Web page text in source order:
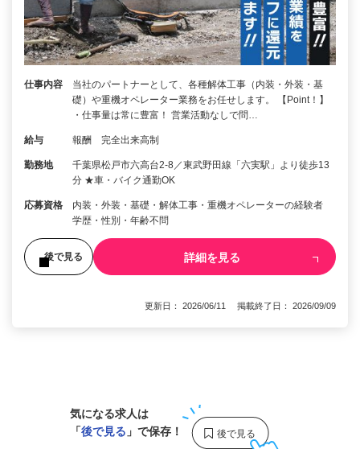
仕事内容
当社のパートナーとして、各種解体工事（内装・外装・基
礎）や重機オペレーター業務をお任せします。 【Point！】
・仕事量は常に豊富！ 営業活動なしで問…
給与 報酬 完全出来高制
勤務地
千葉県松戸市六高台2-8／東武野田線「六実駅」より徒歩13
分 ★車・バイク通勤OK
応募資格
内装・外装・基礎・解体工事・重機オペレーターの経験者
学歴・性別・年齢不問
後で見る 詳細を見る
更新日： 2026/06/11 掲載終了日： 2026/09/09
気になる求人は
「後で見る 」で保存！